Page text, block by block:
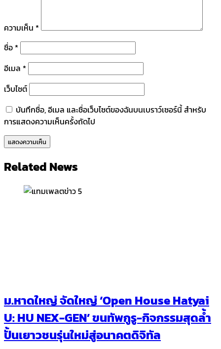
ความเห็น *
ชื่อ *
อีเมล *
เว็บไซต์
บันทึกชื่อ, อีเมล และชื่อเว็บไซต์ของฉันบนเบราว์เซอร์นี้ สำหรับ
การแสดงความเห็นครั้งถัดไป
Related News
ม.หาดใหญ่ จัดใหญ่ ‘Open House Hatyai
U: HU NEX-GEN’ ขนทัพกูรู-กิจกรรมสุดล้ำ
ปั้นเยาวชนรุ่นใหม่สู่อนาคตดิจิทัล